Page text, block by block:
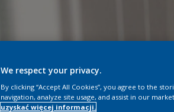
We respect your privacy.
By clicking “Accept All Cookies”, you agree to the
navigation, analyze site usage, and assist in our
uzyskać więcej informacji.